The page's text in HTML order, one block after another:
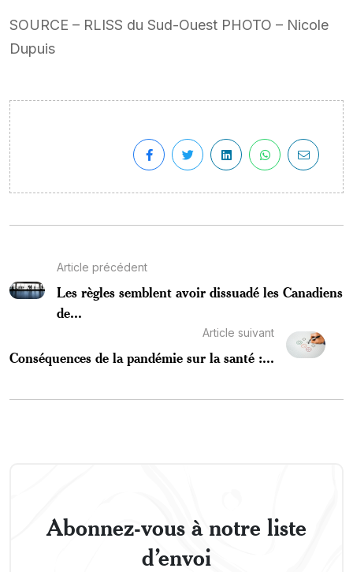
SOURCE – RLISS du Sud-Ouest PHOTO – Nicole
Dupuis
Article précédent
Les règles semblent avoir dissuadé les Canadiens
de...
Article suivant
Conséquences de la pandémie sur la santé :...
Abonnez-vous à notre liste
d’envoi